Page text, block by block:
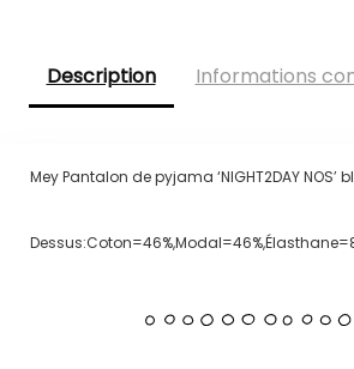
Description Informations
Mey Pantalon de pyjama ‘NIGHT2DAY NOS’